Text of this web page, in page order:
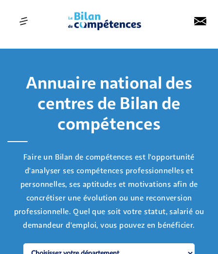
Annuaire national des
centres de Bilan de
compétences
Faire un Bilan de compétences est l'opportunité
d'analyser ses compétences professionnelles et
personnelles, ses aptitudes et motivations afin de
concrétiser une évolution ou une reconversion
professionnelle. Quel que soit votre statut, salarié ou
demandeur d'emploi, vous pouvez en bénéficier.